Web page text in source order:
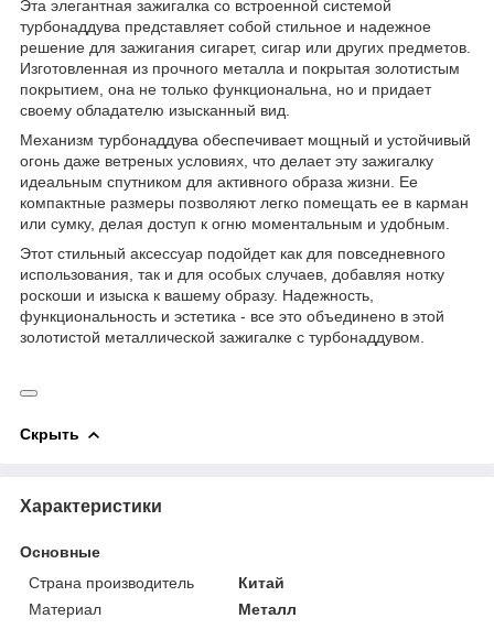
Эта элегантная зажигалка со встроенной системой
турбонаддува представляет собой стильное и надежное
решение для зажигания сигарет, сигар или других предметов.
Изготовленная из прочного металла и покрытая золотистым
покрытием, она не только функциональна, но и придает
своему обладателю изысканный вид.
Механизм турбонаддува обеспечивает мощный и устойчивый
огонь даже ветреных условиях, что делает эту зажигалку
идеальным спутником для активного образа жизни. Ее
компактные размеры позволяют легко помещать ее в карман
или сумку, делая доступ к огню моментальным и удобным.
Этот стильный аксессуар подойдет как для повседневного
использования, так и для особых случаев, добавляя нотку
роскоши и изыска к вашему образу. Надежность,
функциональность и эстетика - все это объединено в этой
золотистой металлической зажигалке с турбонаддувом.
Скрыть
Характеристики
Основные
Страна производитель
Китай
Материал
Металл